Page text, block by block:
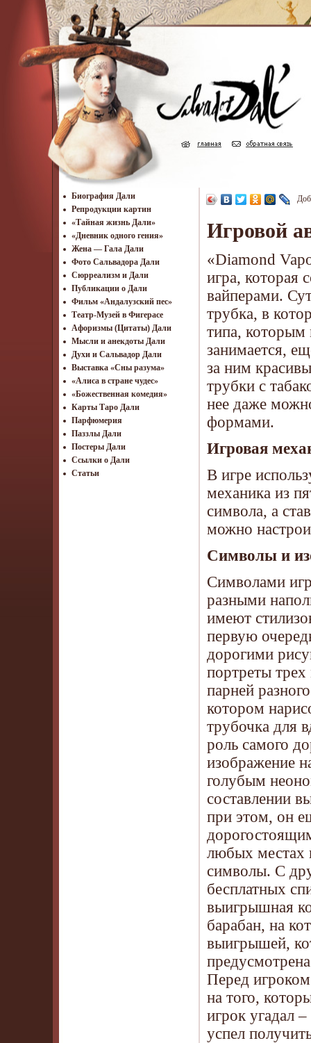
Биография Дали
Репродукции картин
«Тайная жизнь Дали»
«Дневник одного гения»
Жена — Гала Дали
Фото Сальвадора Дали
Cюрреализм и Дали
Публикации о Дали
Фильм «Андалузский пес»
Театр-Музей в Фигерасе
Афоризмы (Цитаты) Дали
Мысли и анекдоты Дали
Духи и Сальвадор Дали
Выставка «Сны разума»
«Алиса в стране чудес»
«Божественная комедия»
Карты Таро Дали
Парфюмерия
Паззлы Дали
Постеры Дали
Ссылки о Дали
Статьи
Игровой
«Diamond
игра, которая
вайперами.
трубка, в
типа,
занимается,
за ним
трубки с
нее даже
формами.
Игровая
В игре
механика из
символа, а
можно
Символы и
Символами
разными
имеют
первую
дорогими
портреты
парней
котором
трубочка для
роль самого
изображение
голубым
составлении
при этом, он
любых местах
символы. С
бесплатных
выигрышная
барабан, на
выигрышей,
Перед
на того,
игрок угадал
успел